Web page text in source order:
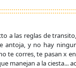
a las reglas de
antoja, y no hay
te corres, te pasan x
manejan a la ciesta...